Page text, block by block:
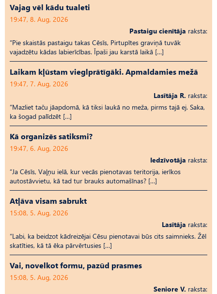
Vajag vēl kādu tualeti
19:47, 8. Aug, 2026
Pastaigu cienītāja raksta:
“Pie skaistās pastaigu takas Cēsīs, Pirtupītes graviņā tuvāk
vajadzētu kādas labierīcības. Īpaši jau karstā laikā […]
Laikam kļūstam vieglprātīgāki. Apmaldamies mežā
19:47, 7. Aug, 2026
Lasītāja R. raksta:
“Mazliet taču jāapdomā, kā tiksi laukā no meža, pirms tajā ej. Saka,
ka šogad palīdzēt […]
Kā organizēs satiksmi?
19:47, 6. Aug, 2026
Iedzīvotāja raksta:
“Ja Cēsīs, Vaļņu ielā, kur vecās pienotavas teritorija, ierīkos
autostāvvietu, kā tad tur brauks automašīnas? […]
Atļāva visam sabrukt
15:08, 5. Aug, 2026
Lasītāja raksta:
“Labi, ka beidzot kādreizējai Cēsu pienotavai būs cits saimnieks. Žēl
skatīties, kā tā ēka pārvērtusies […]
Vai, novelkot formu, pazūd prasmes
15:08, 5. Aug, 2026
Seniore V. raksta: